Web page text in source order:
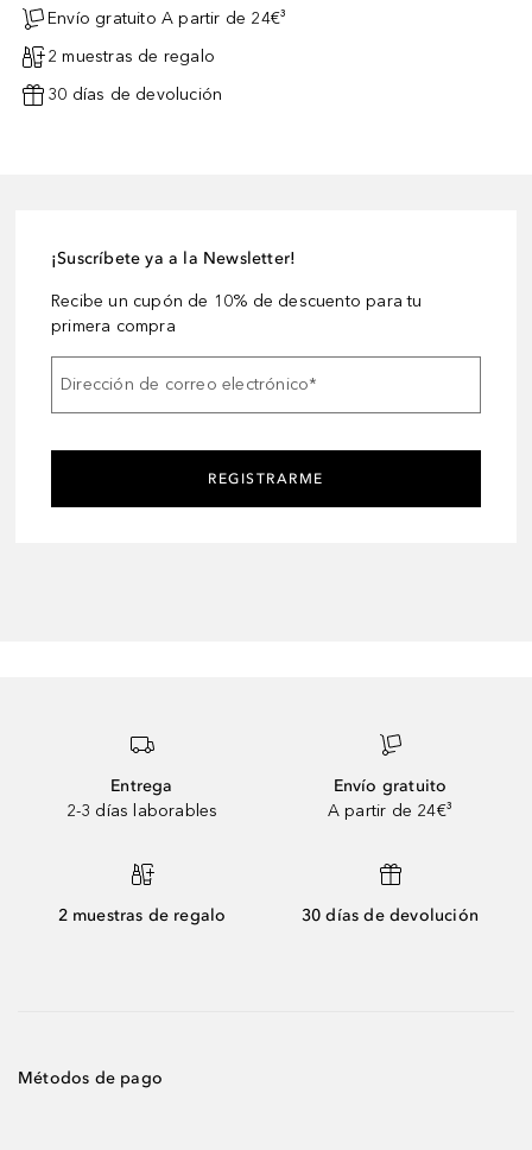
Envío gratuito A partir de 24€³
2 muestras de regalo
30 días de devolución
¡Suscríbete ya a la Newsletter!
Recibe un cupón de 10% de descuento para tu
primera compra
Dirección de correo electrónico*
REGISTRARME
Entrega
2-3 días laborables
Envío gratuito
A partir de 24€³
2 muestras de regalo 30 días de devolución
Métodos de pago